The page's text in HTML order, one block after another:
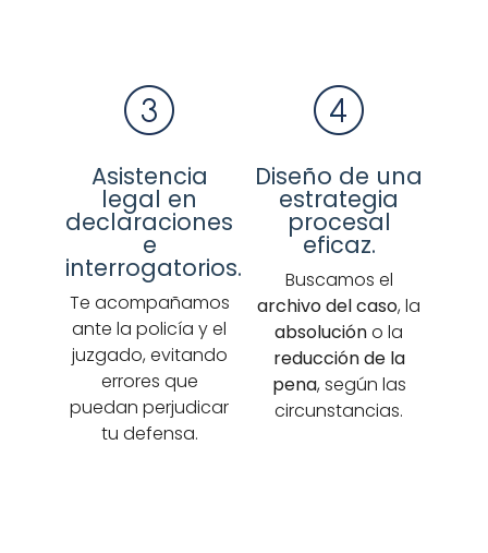
Asistencia
legal en
declaraciones
e
interrogatorios.
Te acompañamos
ante la policía y el
juzgado, evitando
errores que
puedan perjudicar
tu defensa.
Diseño de una
estrategia
procesal
eficaz.
Buscamos el
archivo del caso, la
absolucióno la
reducción de la
pena, según las
circunstancias.